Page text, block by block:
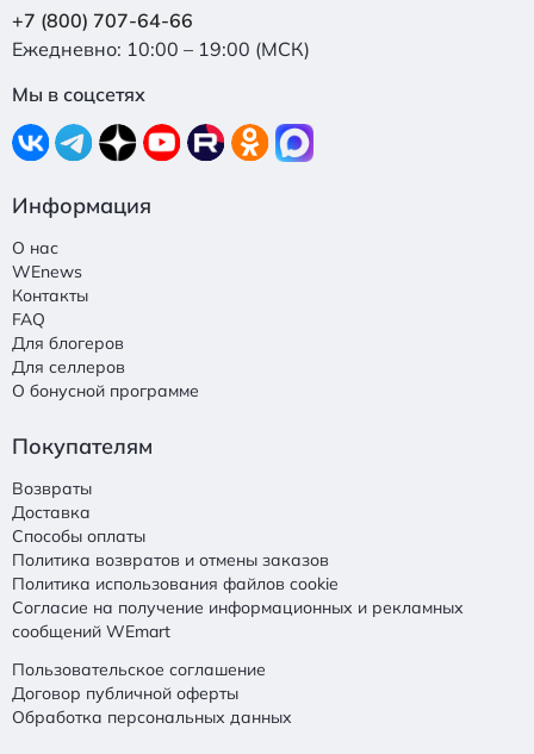
+7 (800) 707-64-66
Ежедневно: 10:00 – 19:00 (МСК)
Мы в соцсетях
Информация
О нас
WEnews
Контакты
FAQ
Для блогеров
Для селлеров
О бонусной программе
Покупателям
Возвраты
Доставка
Способы оплаты
Политика возвратов и отмены заказов
Политика использования файлов cookie
Согласие на получение информационных и рекламных
сообщений WEmart
Пользовательское соглашение
Договор публичной оферты
Обработка персональных данных